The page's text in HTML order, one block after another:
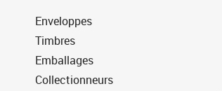
Enveloppes
Timbres
Emballages
Collectionneurs